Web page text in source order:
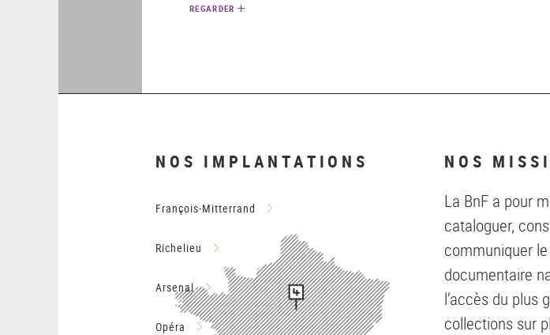
REGARDER
NOS IMPLANTATIONS
François-Mitterrand
Richelieu
Arsenal
Opéra
NOS
La BnF a pour
cataloguer,
communiquer
documentaire
l’accès du plus
collections sur